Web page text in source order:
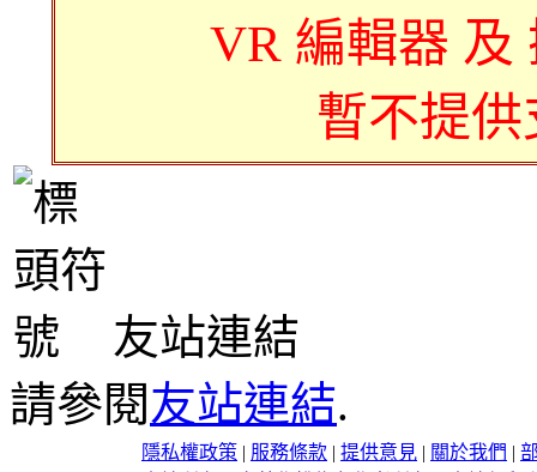
VR 編輯器 及
暫不提
友站連結
請參閱友站連結.
隱私權政策 | 服務條款 | 提供意見 | 關於我們 |